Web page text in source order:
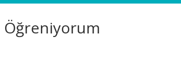
Öğreniyorum